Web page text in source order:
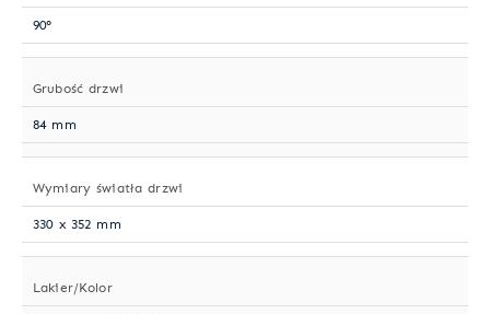
90°
Grubość drzwi
84 mm
Wymiary światła drzwi
330 x 352 mm
Lakier/Kolor